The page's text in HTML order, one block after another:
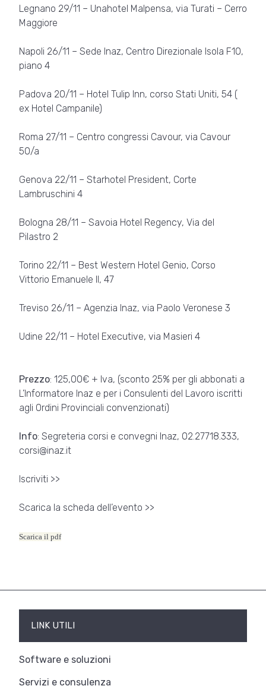
Legnano 29/11 – Unahotel Malpensa, via Turati – Cerro
Maggiore
Napoli 26/11 – Sede Inaz, Centro Direzionale Isola F10,
piano 4
Padova 20/11 – Hotel Tulip Inn, corso Stati Uniti, 54 (
ex Hotel Campanile)
Roma 27/11 – Centro congressi Cavour, via Cavour
50/a
Genova 22/11 – Starhotel President, Corte
Lambruschini 4
Bologna 28/11 – Savoia Hotel Regency, Via del
Pilastro 2
Torino 22/11 – Best Western Hotel Genio, Corso
Vittorio Emanuele II, 47
Treviso 26/11 – Agenzia Inaz, via Paolo Veronese 3
Udine 22/11 – Hotel Executive, via Masieri 4
Prezzo: 125,00€ + Iva, (sconto 25% per gli abbonati a
L’Informatore Inaz e per i Consulenti del Lavoro iscritti
agli Ordini Provinciali convenzionati)
Info: Segreteria corsi e convegni Inaz, 02.27718.333,
corsi@inaz.it
Iscriviti >>
Scarica la scheda dell’evento >>
Scarica il pdf
LINK UTILI
Software e soluzioni
Servizi e consulenza